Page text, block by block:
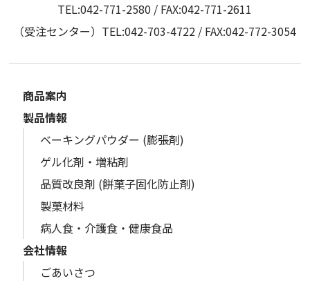
TEL:042-771-2580 / FAX:042-771-2611
（受注センター）TEL:042-703-4722 / FAX:042-772-3054
商品案内
製品情報
ベーキングパウダー (膨張剤)
ゲル化剤・増粘剤
品質改良剤 (餅菓子固化防止剤)
製菓材料
病人食・介護食・健康食品
会社情報
ごあいさつ